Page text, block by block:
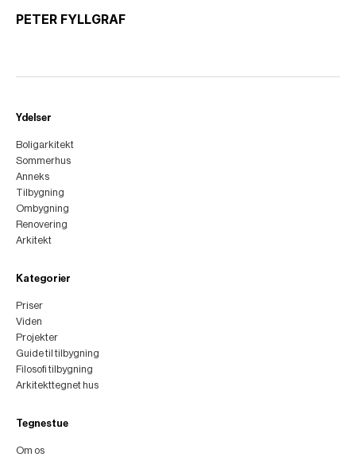
PETER FYLLGRAF
Ydelser
Boligarkitekt
Sommerhus
Anneks
Tilbygning
Ombygning
Renovering
Arkitekt
Kategorier
Priser
Viden
Projekter
Guide til tilbygning
Filosofi tilbygning
Arkitekttegnet hus
Tegnestue
Om os